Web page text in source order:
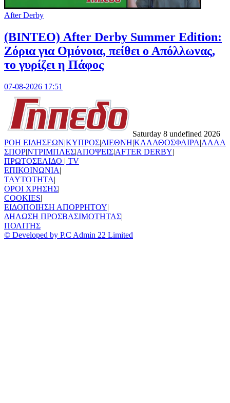
After Derby
(ΒΙΝΤΕΟ) After Derby Summer Edition:
Ζόρια για Ομόνοια, πείθει ο Απόλλωνας,
το γυρίζει η Πάφος
07-08-2026 17:51
Saturday 8 undefined 2026
ΡΟΗ ΕΙΔΗΣΕΩΝ|ΚΥΠΡΟΣ|ΔΙΕΘΝΗ|ΚΑΛΑΘΟΣΦΑΙΡΑ|ΑΛΛΑ
ΣΠΟΡ|ΝΤΡΙΜΠΛΕΣ|ΑΠΟΨΕΙΣ|AFTER DERBY|
ΠΡΩΤΟΣΕΛΙΔΟ | TV
ΕΠΙΚΟΙΝΩΝΙΑ|
TAYTOTHTA|
ΟΡΟΙ ΧΡΗΣΗΣ|
COOKIES|
ΕΙΔΟΠΟΙΗΣΗ ΑΠΟΡΡΗΤΟΥ|
ΔΗΛΩΣΗ ΠΡΟΣΒΑΣΙΜΟΤΗΤΑΣ|
ΠΟΛΙΤΗΣ
© Developed by P.C Admin 22 Limited